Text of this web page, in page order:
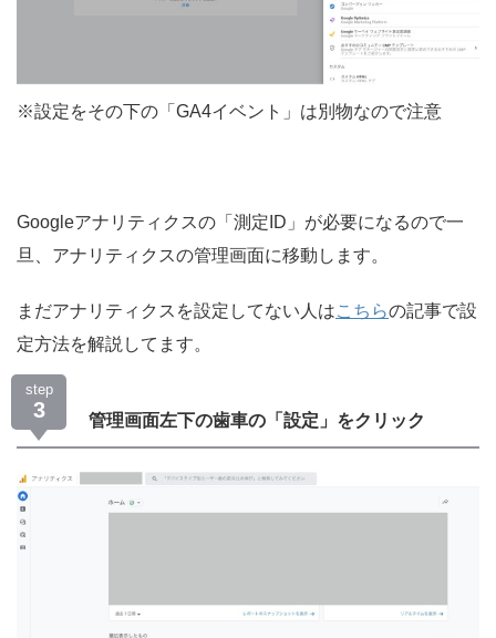
※設定をその下の「GA4イベント」は別物なので注意
Googleアナリティクスの「測定ID」が必要になるので一
旦、アナリティクスの管理画面に移動します。
まだアナリティクスを設定してない人はこちらの記事で設
定方法を解説してます。
step
3 管理画面左下の歯車の「設定」をクリック